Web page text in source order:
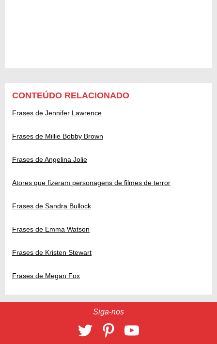
CONTEÚDO RELACIONADO
Frases de Jennifer Lawrence
Frases de Millie Bobby Brown
Frases de Angelina Jolie
Atores que fizeram personagens de filmes de terror
Frases de Sandra Bullock
Frases de Emma Watson
Frases de Kristen Stewart
Frases de Megan Fox
Siga-nos